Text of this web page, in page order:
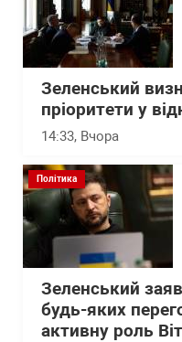
Зеленський
пріоритети у
14:33, Вчора
Політика
Зеленський
будь-яких
активну роль